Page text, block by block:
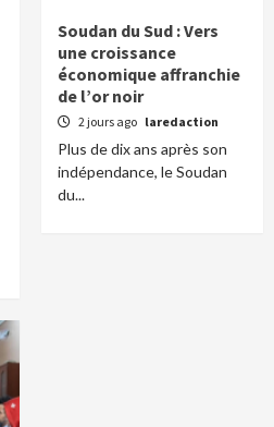
Soudan du Sud : Vers
une croissance
économique affranchie
de l’or noir
2 jours ago laredaction
Plus de dix ans après son
indépendance, le Soudan
du...